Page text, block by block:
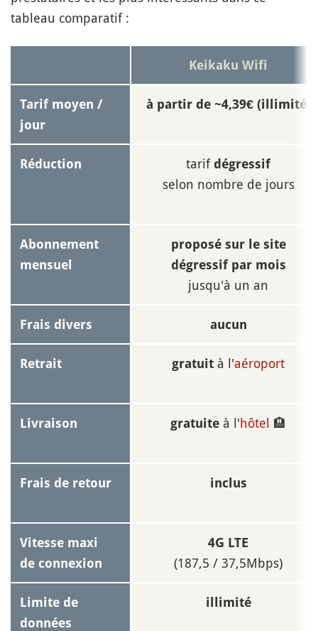
tableau comparatif :
Keikaku Wifi
Tarif moyen /
jour
à partir de ~4,39€ (illimité)
Réduction tarif dégressif
selon nombre de jours
Abonnement
mensuel
proposé sur le site
dégressif par mois
jusqu'à un an
Frais divers aucun
Retrait gratuit à l'aéroport
Livraison gratuite à l'hôtel 🏨
Frais de retour inclus
Vitesse maxi
de connexion
4G LTE
(187,5 / 37,5Mbps)
Limite de
données
illimité